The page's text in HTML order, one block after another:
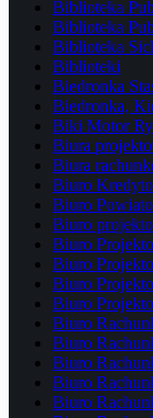
Biblioteka
Biblioteka
Biblioteka
Biblioteki
Biedronka
Biedronka,
Biki Motor
Biura
Biura
Biuro
Biuro
Biuro
Biuro
Biuro
Biuro
Biuro
Biuro
Biuro
Biuro
Biuro
Biuro